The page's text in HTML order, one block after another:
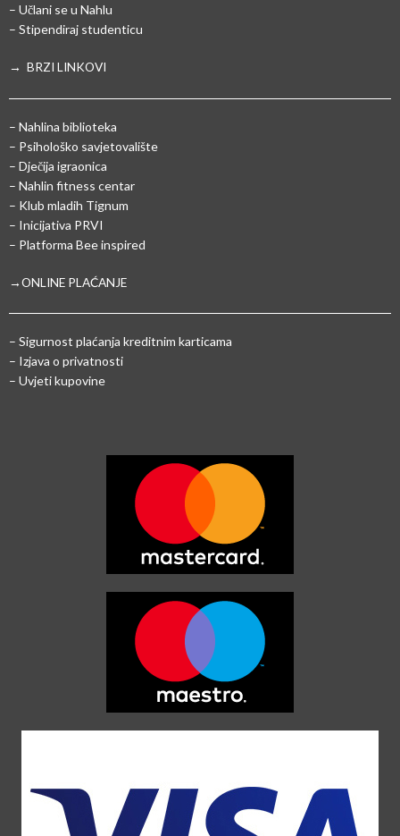
– Učlani se u Nahlu
– Stipendiraj studenticu
→ BRZI LINKOVI
– Nahlina biblioteka
– Psihološko savjetovalište
– Dječija igraonica
– Nahlin fitness centar
– Klub mladih Tignum
– Inicijativa PRVI
– Platforma Bee inspired
→ONLINE PLAĆANJE
– Sigurnost plaćanja kreditnim karticama
– Izjava o privatnosti
– Uvjeti kupovine